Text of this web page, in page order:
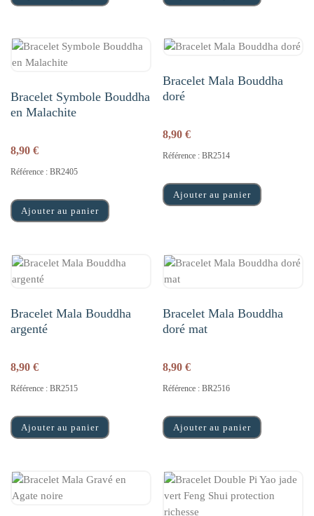
Bracelet Symbole Bouddha
en Malachite
8,90 €
Référence : BR2405
Ajouter au panier
Bracelet Mala Bouddha
doré
8,90€
Référence : BR2514
Ajouter au panier
Bracelet Mala Bouddha
argenté
8,90 €
Référence : BR2515
Ajouter au panier
Bracelet Mala Bouddha
doré mat
8,90€
Référence : BR2516
Ajouter au panier